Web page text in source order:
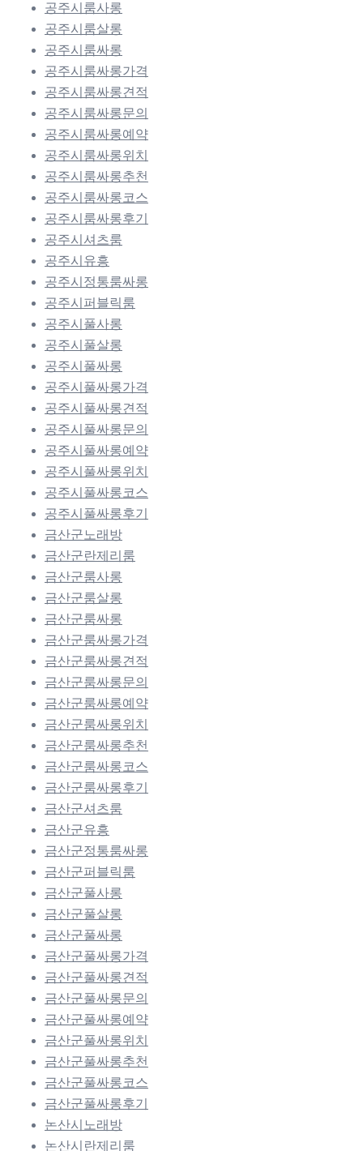
공주시룸사롱
공주시룸살롱
공주시룸싸롱
공주시룸싸롱가격
공주시룸싸롱견적
공주시룸싸롱문의
공주시룸싸롱예약
공주시룸싸롱위치
공주시룸싸롱추천
공주시룸싸롱코스
공주시룸싸롱후기
공주시셔츠룸
공주시유흥
공주시정통룸싸롱
공주시퍼블릭룸
공주시풀사롱
공주시풀살롱
공주시풀싸롱
공주시풀싸롱가격
공주시풀싸롱견적
공주시풀싸롱문의
공주시풀싸롱예약
공주시풀싸롱위치
공주시풀싸롱코스
공주시풀싸롱후기
금산군노래방
금산군란제리룸
금산군룸사롱
금산군룸살롱
금산군룸싸롱
금산군룸싸롱가격
금산군룸싸롱견적
금산군룸싸롱문의
금산군룸싸롱예약
금산군룸싸롱위치
금산군룸싸롱추천
금산군룸싸롱코스
금산군룸싸롱후기
금산군셔츠룸
금산군유흥
금산군정통룸싸롱
금산군퍼블릭룸
금산군풀사롱
금산군풀살롱
금산군풀싸롱
금산군풀싸롱가격
금산군풀싸롱견적
금산군풀싸롱문의
금산군풀싸롱예약
금산군풀싸롱위치
금산군풀싸롱추천
금산군풀싸롱코스
금산군풀싸롱후기
논산시노래방
논산시란제리룸